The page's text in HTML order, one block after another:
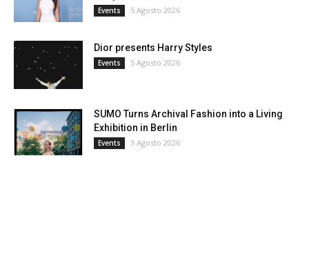
Events 5 Agosto 2026
Dior presents Harry Styles
Events 5 Agosto 2026
SUMO Turns Archival Fashion into a Living
Exhibition in Berlin
Events 3 Agosto 2026